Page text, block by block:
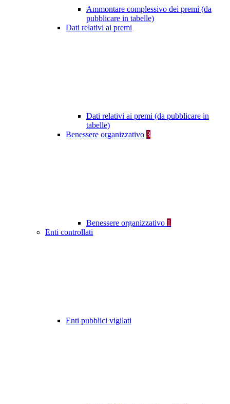
Ammontare complessivo dei premi (da
pubblicare in tabelle)
Dati relativi ai premi
Dati relativi ai premi (da pubblicare in
tabelle)
Benessere organizzativo 3
Benessere organizzativo 1
Enti controllati
Enti pubblici vigilati